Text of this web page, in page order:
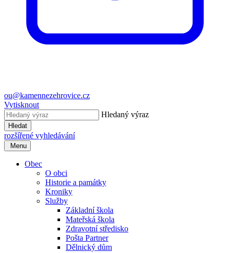
ou@kamennezehrovice.cz
Vytisknout
Hledaný výraz
Hledat
rozšířené vyhledávání
Menu
Obec
O obci
Historie a památky
Kroniky
Služby
Základní škola
Mateřská škola
Zdravotní středisko
Pošta Partner
Dělnický dům